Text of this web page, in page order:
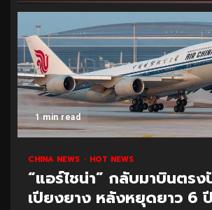
1 min read
CHINA NEWS HOT NEWS
“แอร์ไชน่า” กลับมาบินตร
เปียงยาง หลังหยุดยาว 6 ปี